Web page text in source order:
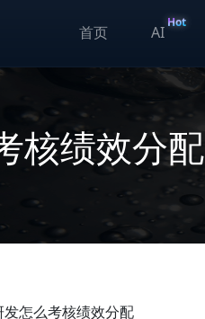
首页 AI
Hot
核绩效分配
发怎么考核绩效分配